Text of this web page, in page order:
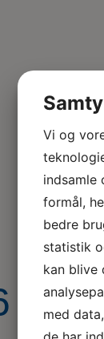
–
Vi og
indsamle
formål,
bedre
statistik
kan blive
med